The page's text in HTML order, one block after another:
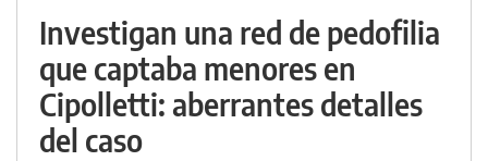
Investigan una red de pedofilia
que captaba menores en
Cipolletti: aberrantes detalles
del caso